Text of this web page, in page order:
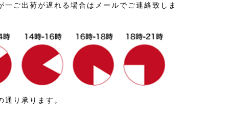
一ご出荷が遅れる場合はメールでご連絡致しま
通り承ります。